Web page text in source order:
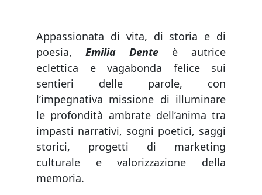
Appassionata di vita, di storia e di
poesia, Emilia Dente è autrice
eclettica e vagabonda felice sui
sentieri delle parole, con
l’impegnativa missione di illuminare
le profondità ambrate dell’anima tra
impasti narrativi, sogni poetici, saggi
storici, progetti di marketing
culturale e valorizzazione della
memoria.